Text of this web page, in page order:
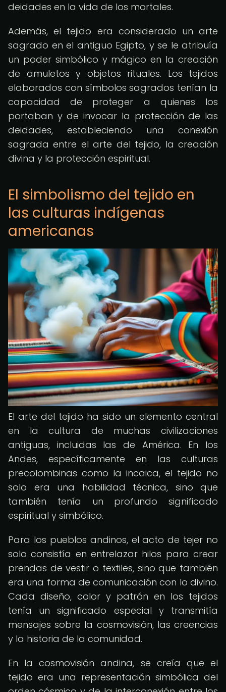
deidades en la vida de los mortales.
Además, el tejido era considerado un arte
sagrado en el antiguo Egipto, y se le atribuía
un poder simbólico y mágico en la creación
de amuletos y objetos rituales. Los tejidos
elaborados con símbolos sagrados tenían la
capacidad de proteger a quienes los
portaban y de invocar la protección de las
deidades, estableciendo una conexión
sagrada entre el arte del tejido, la creación
divina y la protección espiritual.
El simbolismo del tejido en
las culturas indígenas
americanas
El arte del tejido ha sido un elemento central
en la cultura de muchas civilizaciones
antiguas, incluidas las de América. En los
Andes, específicamente en las culturas
precolombinas como la incaica, el tejido no
solo era una habilidad técnica, sino que
también tenía un profundo significado
espiritual y simbólico.
Para los pueblos andinos, el acto de tejer no
solo consistía en entrelazar hilos para crear
prendas de vestir o textiles, sino que también
era una forma de comunicación con lo divino.
Cada diseño, color y patrón en los tejidos
tenía un significado especial y transmitía
mensajes sobre la cosmovisión, las creencias
y la historia de la comunidad.
En la cosmovisión andina, se creía que el
tejido era una representación simbólica del